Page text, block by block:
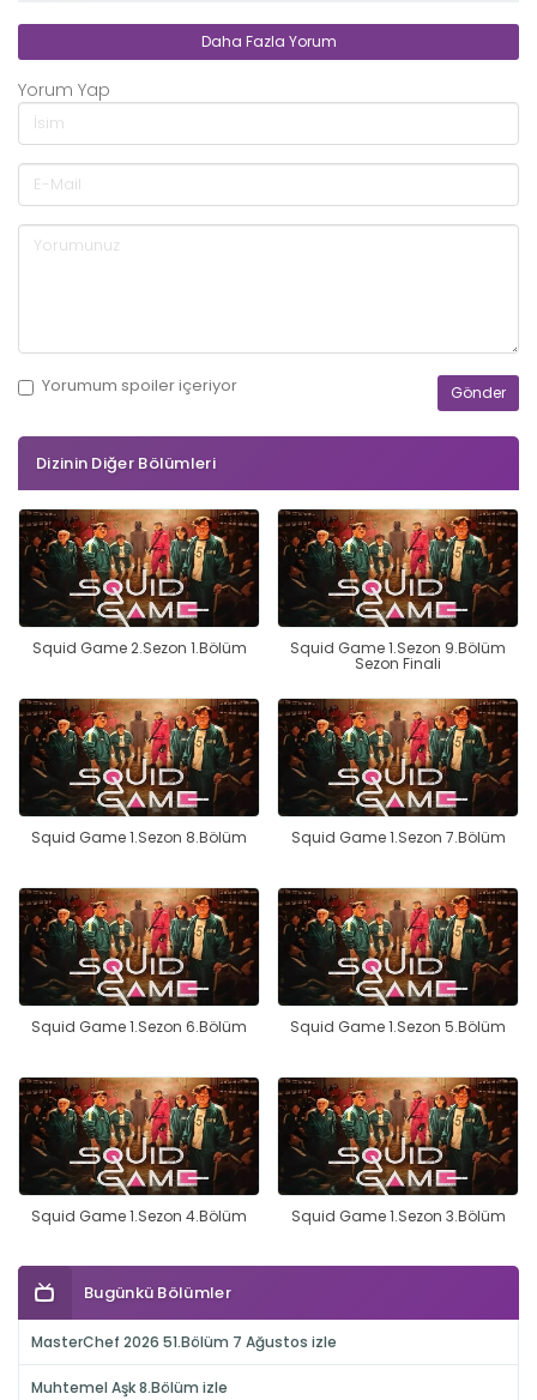
Daha Fazla Yorum
Yorum Yap
Yorumum spoileriçeriyor
Dizinin Diğer Bölümleri
Squid Game 2.Sezon 1.Bölüm Squid Game 1.Sezon 9.Bölüm
Sezon Finali
Squid Game 1.Sezon 8.Bölüm Squid Game 1.Sezon 7.Bölüm
Squid Game 1.Sezon 6.Bölüm Squid Game 1.Sezon 5.Bölüm
Squid Game 1.Sezon 4.Bölüm Squid Game 1.Sezon 3.Bölüm
Bugünkü Bölümler
MasterChef 2026 51.Bölüm 7 Ağustos izle
Muhtemel Aşk 8.Bölüm izle